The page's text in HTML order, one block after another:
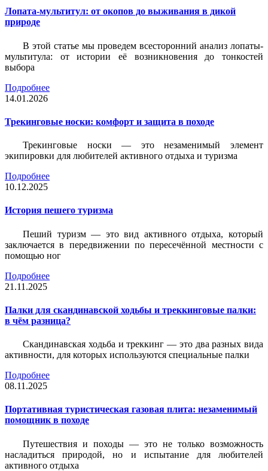
Лопата-мультитул: от окопов до выживания в дикой
природе
В этой статье мы проведем всесторонний анализ лопаты-
мультитула: от истории её возникновения до тонкостей
выбора
Подробнее
14.01.2026
Трекинговые носки: комфорт и защита в походе
Трекинговые носки — это незаменимый элемент
экипировки для любителей активного отдыха и туризма
Подробнее
10.12.2025
История пешего туризма
Пеший туризм — это вид активного отдыха, который
заключается в передвижении по пересечённой местности с
помощью ног
Подробнее
21.11.2025
Палки для скандинавской ходьбы и треккинговые палки:
в чём разница?
Скандинавская ходьба и треккинг — это два разных вида
активности, для которых используются специальные палки
Подробнее
08.11.2025
Портативная туристическая газовая плита: незаменимый
помощник в походе
Путешествия и походы — это не только возможность
насладиться природой, но и испытание для любителей
активного отдыха